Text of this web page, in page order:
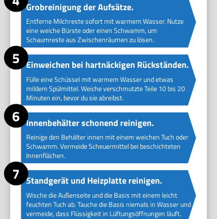
Grobreinigung der Aufsätze.
Entferne Milchreste sofort mit warmem Wasser. Nutze
eine weiche Bürste oder einen Schwamm, um
Schaumreste aus Zwischenräumen zu lösen.
Einweichen bei hartnäckigen Rückständen.
Fülle eine Schüssel mit warmem Wasser und etwas
mildem Spülmittel. Weiche verschmutzte Teile 10 bis 20
Minuten ein, bevor du sie abreibst.
Innenbehälter schonend reinigen.
Reinige den Behälter innen mit einem weichen Tuch oder
Schwamm. Vermeide Scheuermittel bei beschichteten
Innenflächen.
Standgerät und Heizplatte reinigen.
Wische die Außenseite und die Basis mit einem leicht
feuchten Tuch ab. Tauche die Basis niemals in Wasser und
vermeide, dass Flüssigkeit in Lüftungsöffnungen läuft.